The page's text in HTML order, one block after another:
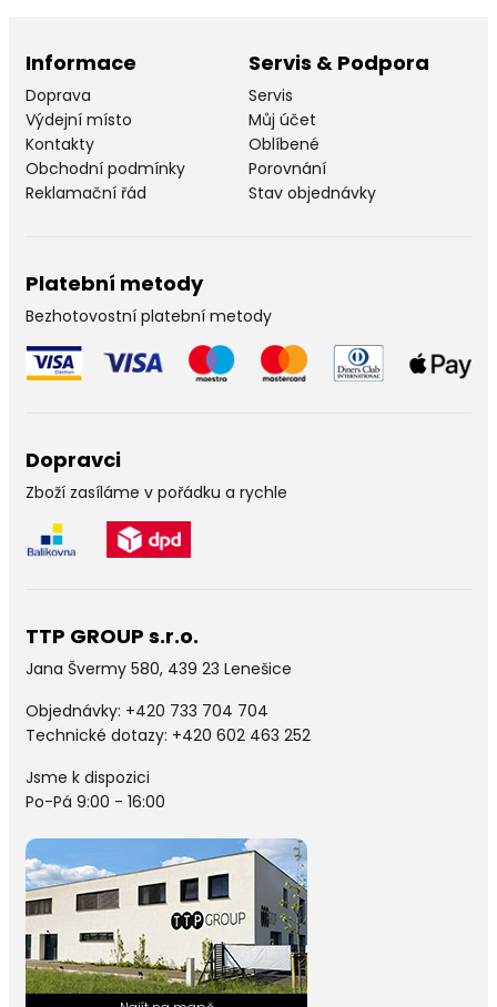
Informace
Doprava
Výdejní místo
Kontakty
Obchodní podmínky
Reklamační řád
Servis & Podpora
Servis
Můj účet
Oblíbené
Porovnání
Stav objednávky
Platební metody
Bezhotovostní platební metody
Dopravci
Zboží zasíláme v pořádku a rychle
TTP GROUP s.r.o.
Jana Švermy 580, 439 23 Lenešice
Objednávky: +420 733 704 704
Technické dotazy: +420 602 463 252
Jsme k dispozici
Po-Pá 9:00 - 16:00